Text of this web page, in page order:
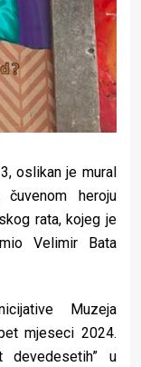
oslikan je mural
heroju
rata, kojeg je
Velimir Bata
Muzeja
mjeseci 2024.
devedesetih” u